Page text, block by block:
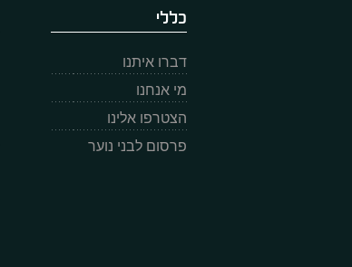
כללי
דברו איתנו
מי אנחנו
הצטרפו אלינו
פרסום לבני נוער